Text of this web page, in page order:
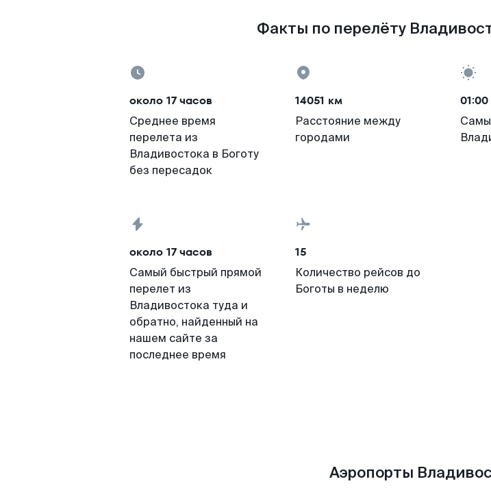
Факты по перелёту
около 17 часов
Среднее время
перелета из
Владивостока в Боготу
без пересадок
14051 км
Расстояние между
городами
01:00
около 17 часов
Самый быстрый прямой
перелет из
Владивостока туда и
обратно, найденный на
нашем сайте за
последнее время
15
Количество рейсов до
Боготы в неделю
Аэропорты